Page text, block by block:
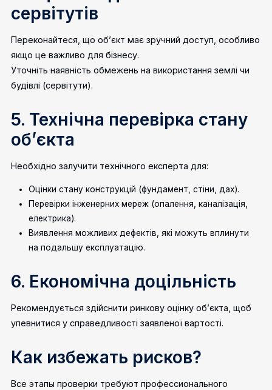
сервітутів
Переконайтеся, що об’єкт має зручний доступ, особливо
якщо це важливо для бізнесу.
Уточніть наявність обмежень на використання землі чи
будівлі (сервітути).
5. Технічна перевірка стану
об’єкта
Необхідно залучити технічного експерта для:
Оцінки стану конструкцій (фундамент, стіни, дах).
Перевірки інженерних мереж (опалення, каналізація,
електрика).
Виявлення можливих дефектів, які можуть вплинути
на подальшу експлуатацію.
6. Економічна доцільність
Рекомендується здійснити ринкову оцінку об’єкта, щоб
упевнитися у справедливості заявленої вартості.
Как избежать рисков?
Все этапы проверки требуют профессионального